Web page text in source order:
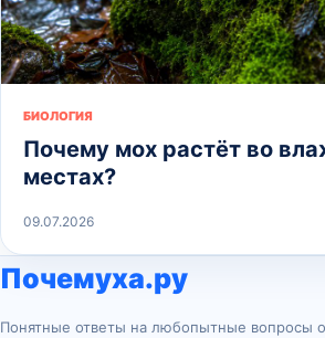
БИОЛОГИЯ
Почему мох растёт во
местах?
09.07.2026
Почемуха.ру
Понятные ответы на любопытные вопросы о